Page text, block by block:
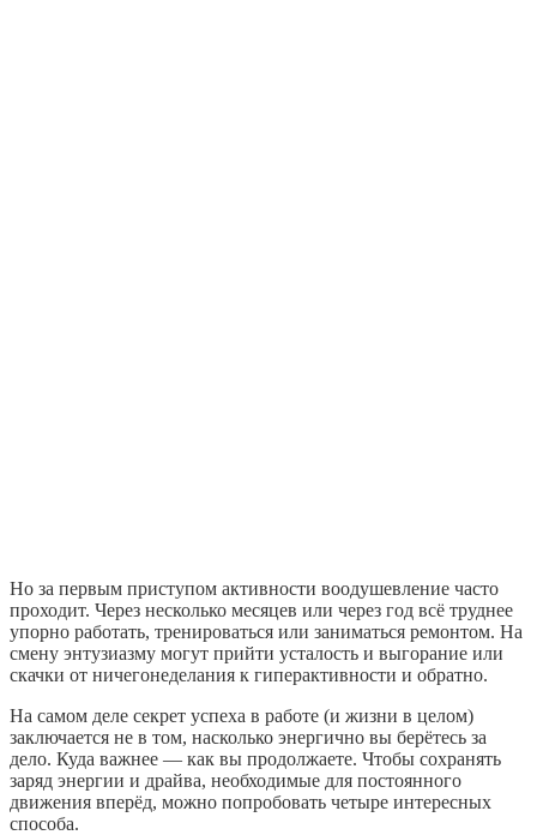
Но за первым приступом активности воодушевление часто
проходит. Через несколько месяцев или через год всё труднее
упорно работать, тренироваться или заниматься ремонтом. На
смену энтузиазму могут прийти усталость и выгорание или
скачки от ничегонеделания к гиперактивности и обратно.
На самом деле секрет успеха в работе (и жизни в целом)
заключается не в том, насколько энергично вы берётесь за
дело. Куда важнее — как вы продолжаете. Чтобы сохранять
заряд энергии и драйва, необходимые для постоянного
движения вперёд, можно попробовать четыре интересных
способа.